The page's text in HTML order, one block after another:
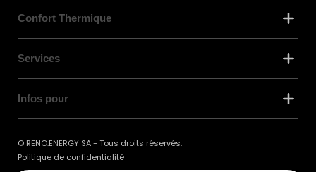
Confort Thermique
Services
Infos pour
© RENO.ENERGY SA - Tous droits réservés.
Politique de confidentialité